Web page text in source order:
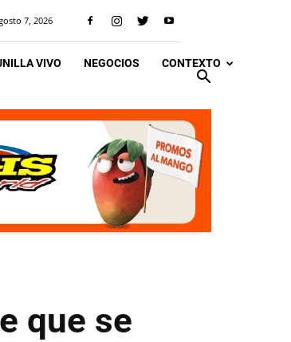
7, 2026
VIVO NEGOCIOS CONTEXTO
que se